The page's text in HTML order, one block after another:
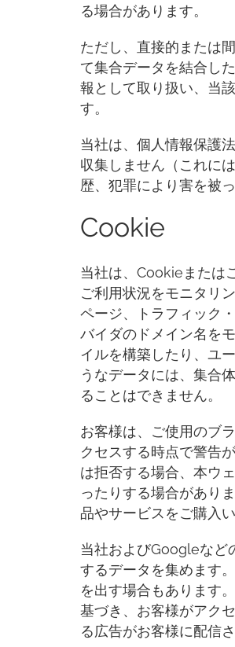
る場合があります。
ただし、直接的または
て集合データを結合し
報として取り扱い、当
す。
当社は、個人情報保護
収集しません（これに
歴、犯罪により害を被
Cookie
当社は、Cookieまたは
ご利用状況をモニタリ
ページ、トラフィック
バイダのドメイン名を
イルを構築したり、ユ
うなデータには、集合
ることはできません。
お客様は、ご使用のブ
クセスする時点で警告
は拒否する場合、本ウ
ったりする場合があり
品やサービスをご購入
当社およびGoogleなど
するデータを集めます
を出す場合もあります
基づき、お客様がアク
る広告がお客様に配信